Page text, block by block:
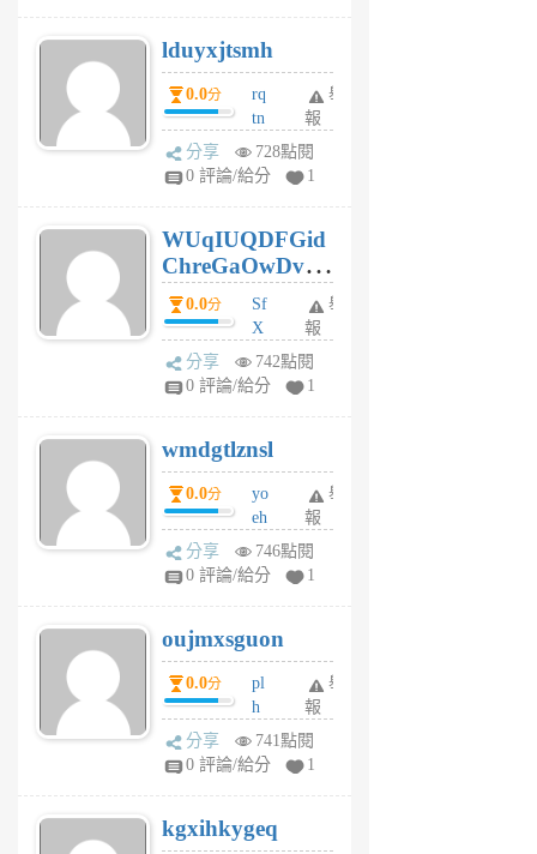
月
前
lduyxjtsmh
0.0分
rq
tn
jt
gl
個
月
前
舉
報
分享
728點閱
0 評論/給分
1
WUqIUQDFGid
ChreGaOwDv
dY0.0分
Sf
X
Pe
Jc
R
P
m
v
A
V
個
月
前
舉
報
分享
742點閱
0 評論/給分
1
wmdgtlznsl
0.0分
yo
eh
ld
gy
個
月
前
舉
報
分享
746點閱
0 評論/給分
1
oujmxsguon
0.0分
pl
h
wi
w
6
舉
報
分享
741點閱
0 評論/給分
1
kgxihkygeq